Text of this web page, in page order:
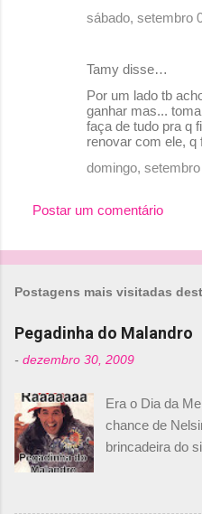
sábado, setembro
Tamy disse…
Por um lado tb
ganhar mas...
faça de tudo pra q
renovar com ele,
domingo,
Postar um comentário
Postagens mais visitadas
Pegadinha do Malandro
- dezembro 30, 2009
Era o Dia da
chance de
brincadeira do
de abril –,